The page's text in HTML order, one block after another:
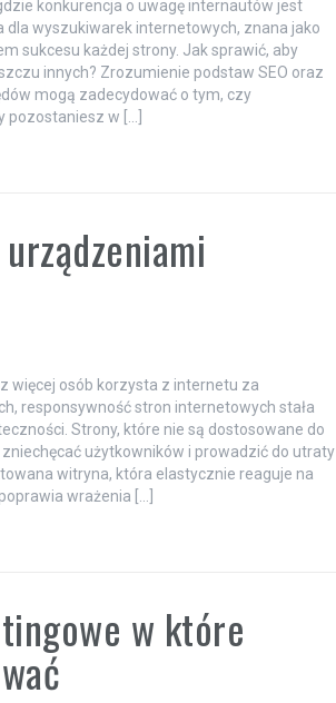
konkurencja o uwagę internautów jest
wyszukiwarek internetowych, znana jako
sukcesu każdej strony. Jak sprawić, aby
innych? Zrozumienie podstaw SEO oraz
mogą zadecydować o tym, czy
pozostaniesz w […]
więcej osób korzysta z internetu za
responsywność stron internetowych stała
Strony, które nie są dostosowane do
użytkowników i prowadzić do utraty
witryna, która elastycznie reaguje na
wrażenia […]
w które